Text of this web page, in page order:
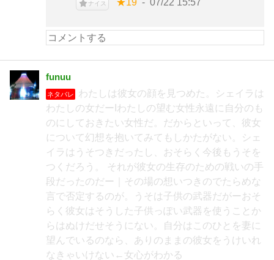
ナイス ★19 07/22 15:57
funuu
ネタバレ
わたしは彼女の顔を見つめた。シェイラは
わたしの女だーIわたしの望む女性永遠に自分のも
のにしておきたい女性だ。だからといって、彼女
について幻想を抱いてみてもしかたがない。シェ
イラはうそつきだったし、おそらく今後もうそを
つくだろう。 それが彼女の生存のための戦いの手
段だったのだー｜その場の想いつきのでたらめな
言で否定するのが。うそは子供の武器だがーおそ
らく彼女はそうした子供っぽい武器を使うことか
らはぬけだせそうにない。自分はこのひとを妻に
望んでいるのなら、ありのままの彼女をうけいれ
なきゃいけない←女心がわかる